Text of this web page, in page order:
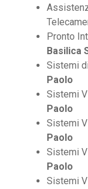
Pronto
Basilica
Sistemi
Paolo
Sistemi
Paolo
Sistemi
Paolo
Sistemi
Paolo
Sistemi